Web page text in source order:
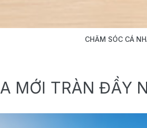
CHĂM SÓC CÁ
MỚI TRÀN ĐẦY